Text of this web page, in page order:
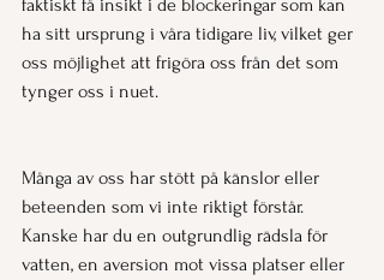
faktiskt få insikt i de blockeringar som kan
ha sitt ursprung i våra tidigare liv, vilket ger
oss möjlighet att frigöra oss från det som
tynger oss i nuet.
Många av oss har stött på känslor eller
beteenden som vi inte riktigt förstår.
Kanske har du en outgrundlig rädsla för
vatten, en aversion mot vissa platser eller